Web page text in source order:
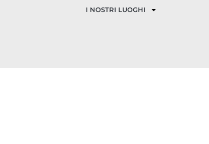
I NOSTRI LUOGHI